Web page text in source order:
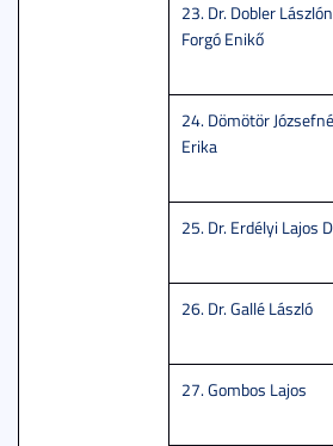
23. Dr. Dobler
Forgó Enikő
24. Dömötör
Erika
25. Dr. Erdélyi Lajos
26. Dr. Gallé László
27. Gombos Lajos